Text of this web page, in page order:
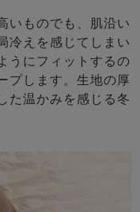
いものでも、肌沿い
冷えを感じてしまい
うにフィットするの
プします。生地の厚
た温かみを感じる冬